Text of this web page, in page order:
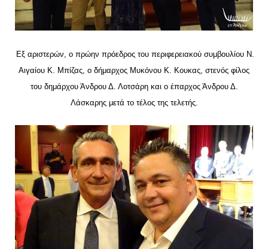
Εξ αριστερών, ο πρώην πρόεδρος του περιφερειακού συμβουλίου Ν.
Αιγαίου Κ. Μπίζας, ο δήμαρχος Μυκόνου Κ. Κουκας, στενός φίλος
του δημάρχου Άνδρου Δ. Λοτσάρη και ο έπαρχος Άνδρου Δ.
Λάσκαρης μετά το τέλος της τελετής.